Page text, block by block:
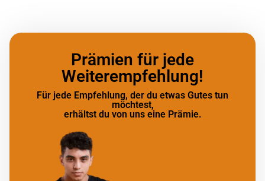
Prämien für jede
Weiterempfehlung!
Für jede Empfehlung, der du etwas Gutes tun
möchtest,
erhältst du von uns eine Prämie.